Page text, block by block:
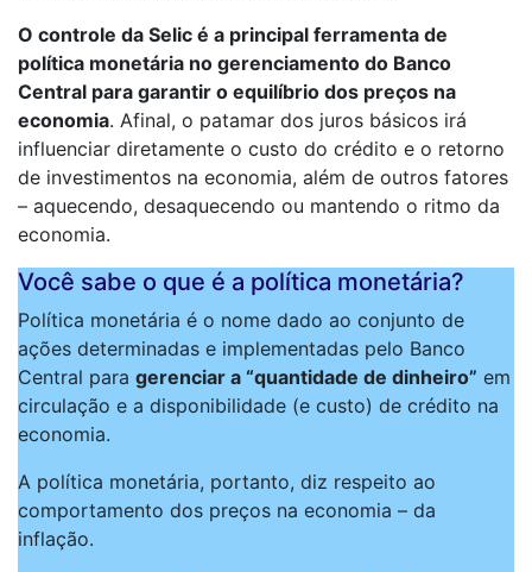
O controle da Selic é a principal ferramenta de
política monetária no gerenciamento do Banco
Central para garantir o equilíbrio dos preços na
economia. Afinal, o patamar dos juros básicos irá
influenciar diretamente o custo do crédito e o retorno
de investimentos na economia, além de outros fatores
– aquecendo, desaquecendo ou mantendo o ritmo da
economia.
Você sabe o que é a política monetária?
Política monetária é o nome dado ao conjunto de
ações determinadas e implementadas pelo Banco
Central para gerenciar a “quantidade de dinheiro” em
circulação e a disponibilidade (e custo) de crédito na
economia.
A política monetária, portanto, diz respeito ao
comportamento dos preços na economia – da
inflação.